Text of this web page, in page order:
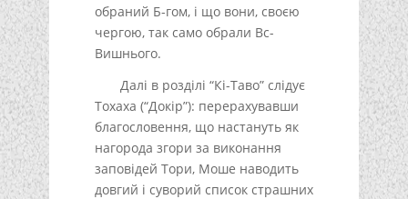
обраний Б-гом, і що вони, своєю
чергою, так само обрали Вс-
Вишнього.
Далі в розділі “Кі-Таво” слідує
Тохаха (“Докір”): перерахувавши
благословення, що настануть як
нагорода згори за виконання
заповідей Тори, Моше наводить
довгий і суворий список страшних